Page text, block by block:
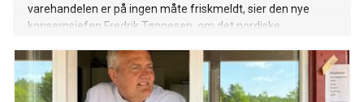
varehandelen er på ingen måte friskmeldt, sier den nye
konsernsjefen Fredrik Tønnesen, om det nordiske